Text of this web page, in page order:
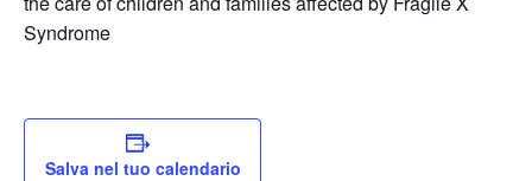
Syndrome
Salva nel tuo calendario